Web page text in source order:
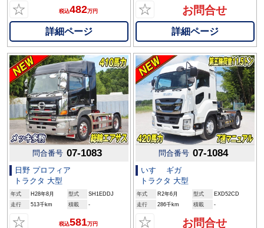
☆ 税込482万円
詳細ページ
☆ お問合せ
詳細ページ
問合番号 07-1083
日野 プロフィア
トラクタ 大型
年式 H28年8月 型式
SH1EDDJ
走行
513千km 積載 -
☆ 税込581万円
問合番号 07-1084
いすゞ ギガ
トラクタ 大型
年式 R2年6月 型式
EXD52CD
走行
286千km 積載 -
☆ お問合せ